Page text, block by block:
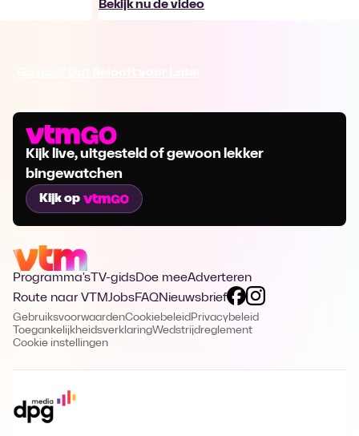
Bekijk nu de video
Kijk live, uitgesteld of gewoon lekker
bingewatchen
Kijk op
Programma's TV-gidsDoe meeAdverteren
Route naar VTMJobsFAQNieuwsbrief
GebruiksvoorwaardenCookiebeleid Privacybeleid
ToegankelijkheidsverklaringWedstrijdreglement
Cookie instellingen